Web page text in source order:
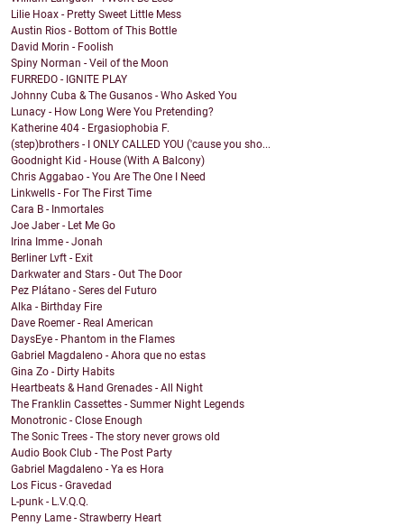
Lilie Hoax - Pretty Sweet Little Mess
Austin Rios - Bottom of This Bottle
David Morin - Foolish
Spiny Norman - Veil of the Moon
FURREDO - IGNITE PLAY
Johnny Cuba & The Gusanos - Who Asked You
Lunacy - How Long Were You Pretending?
Katherine 404 - Ergasiophobia F.
(step)brothers - I ONLY CALLED YOU ('cause you sho...
Goodnight Kid - House (With A Balcony)
Chris Aggabao - You Are The One I Need
Linkwells - For The First Time
Cara B - Inmortales
Joe Jaber - Let Me Go
Irina Imme - Jonah
Berliner Lvft - Exit
Darkwater and Stars - Out The Door
Pez Plátano - Seres del Futuro
Alka - Birthday Fire
Dave Roemer - Real American
DaysEye - Phantom in the Flames
Gabriel Magdaleno - Ahora que no estas
Gina Zo - Dirty Habits
Heartbeats & Hand Grenades - All Night
The Franklin Cassettes - Summer Night Legends
Monotronic - Close Enough
The Sonic Trees - The story never grows old
Audio Book Club - The Post Party
Gabriel Magdaleno - Ya es Hora
Los Ficus - Gravedad
L-punk - L.V.Q.Q.
Penny Lame - Strawberry Heart